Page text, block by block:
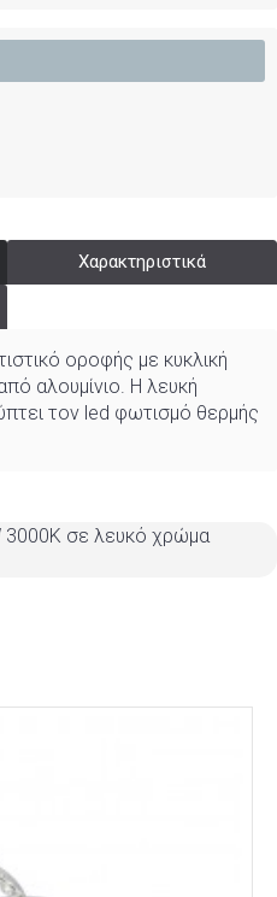
Χαρακτηριστικά
οροφής με κυκλική
αλουμίνιο. Η λευκή
τον led φωτισμό θερμής
σε λευκό χρώμα